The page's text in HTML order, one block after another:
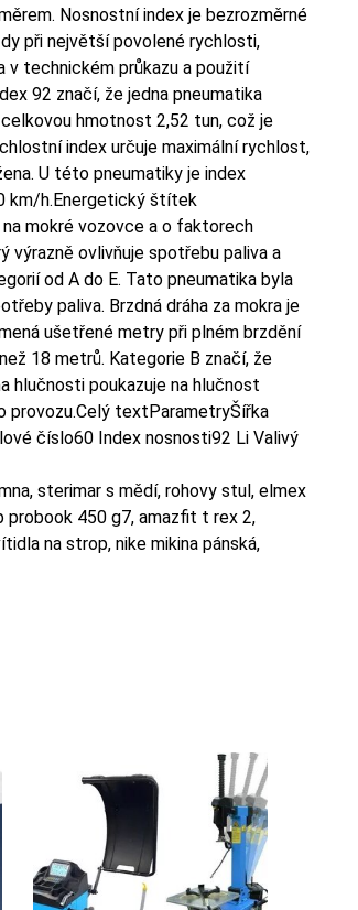
Nosnostní index je bezrozměrné
při největší povolené rychlosti,
v technickém průkazu a použití
92 značí, že jedna pneumatika
hmotnost 2,52 tun, což je
index určuje maximální rychlost,
U této pneumatiky je index
km/h.Energetický štítek
mokré vozovce a o faktorech
výrazně ovlivňuje spotřebu paliva a
od A do E. Tato pneumatika byla
paliva. Brzdná dráha za mokra je
ušetřené metry při plném brzdění
18 metrů. Kategorie B značí, že
hlučnosti poukazuje na hlučnost
provozu.Celý textParametryŠířka
číslo60 Index nosnosti92 Li Valivý
sterimar s mědí, rohovy stul, elmex
probook 450 g7, amazfit t rex 2,
na strop, nike mikina pánská,